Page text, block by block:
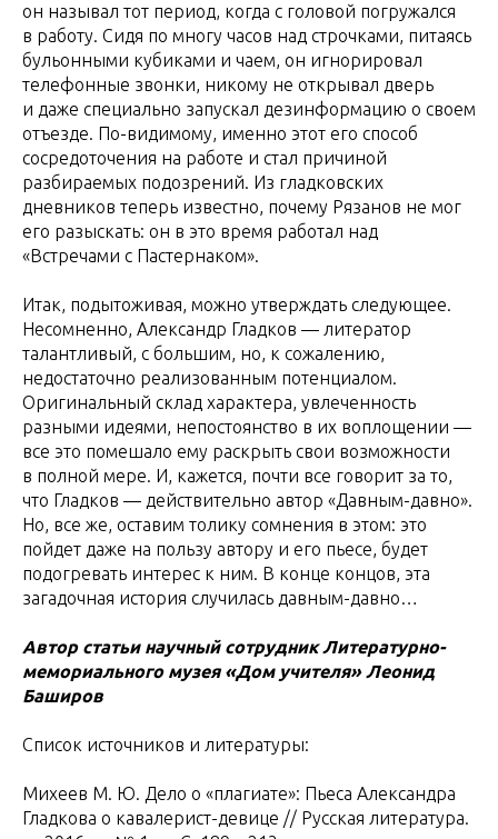
он называл тот период, когда с головой погружался
в работу. Сидя по многу часов над строчками, питаясь
бульонными кубиками и чаем, он игнорировал
телефонные звонки, никому не открывал дверь
и даже специально запускал дезинформацию о своем
отъезде. По-видимому, именно этот его способ
сосредоточения на работе и стал причиной
разбираемых подозрений. Из гладковских
дневников теперь известно, почему Рязанов не мог
его разыскать: он в это время работал над
«Встречами с Пастернаком».
Итак, подытоживая, можно утверждать следующее.
Несомненно, Александр Гладков — литератор
талантливый, с большим, но, к сожалению,
недостаточно реализованным потенциалом.
Оригинальный склад характера, увлеченность
разными идеями, непостоянство в их воплощении —
все это помешало ему раскрыть свои возможности
в полной мере. И, кажется, почти все говорит за то,
что Гладков — действительно автор «Давным-давно».
Но, все же, оставим толику сомнения в этом: это
пойдет даже на пользу автору и его пьесе, будет
подогревать интерес к ним. В конце концов, эта
загадочная история случилась давным-давно…
Автор статьи научный сотрудник Литературно-
мемориального музея «Дом учителя» Леонид
Баширов
Список источников и литературы:
Михеев М. Ю. Дело о «плагиате»: Пьеса Александра
Гладкова о кавалерист-девице // Русская литература.